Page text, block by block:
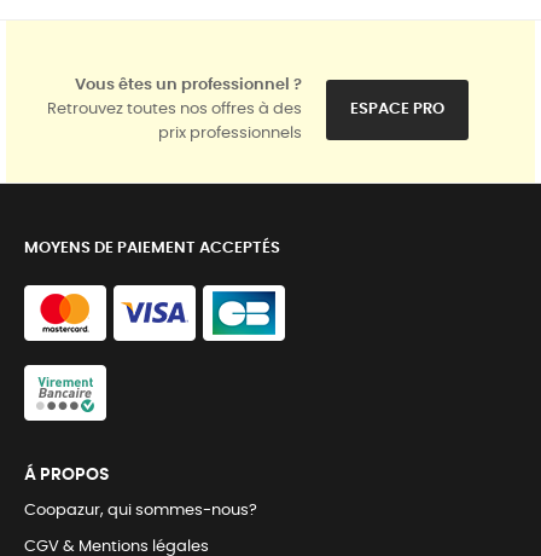
Vous êtes un professionnel ?
Retrouvez toutes nos offres à des
prix professionnels
ESPACE PRO
MOYENS DE PAIEMENT ACCEPTÉS
Á PROPOS
Coopazur, qui sommes-nous?
CGV & Mentions légales